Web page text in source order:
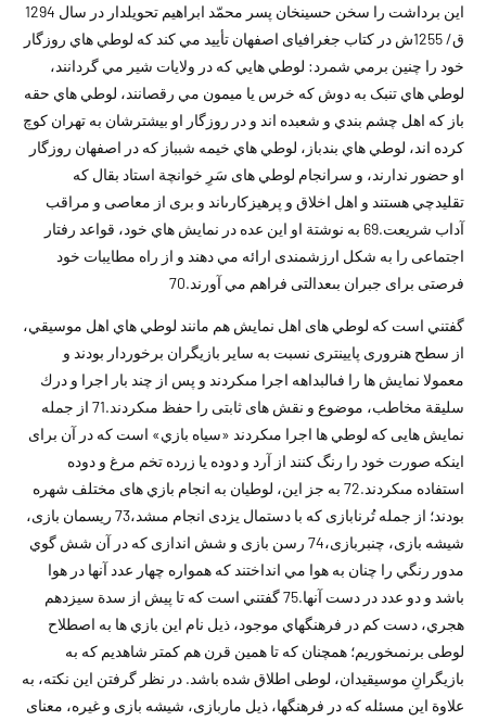
اين برداشت را سخن حسين‏خان پسر محمّد ابراهيم تحويلدار در سال 1294
ق/ 1255ش در كتاب جغرافياى اصفهان تأييد مي کند که لوطي هاي روزگار
خود را چنين برمي شمرد: لوطي هايي که در ولايات شير مي گردانند،
لوطي هاي تنبک به دوش که خرس يا ميمون مي رقصانند، لوطي هاي حقه
باز که اهل چشم بندي و شعبده اند و در روزگار او بيشترشان به تهران کوچ
کرده اند، لوطي هاي بندباز، لوطي هاي خيمه شبباز که در اصفهان روزگار
او حضور ندارند، و سرانجام لوطي هاى سَرِ خوانچة استاد بقال که
تقليدچي هستند و اهل اخلاق و پرهيزكارىاند و برى از معاصى و مراقب
آداب شريعت.69 به نوشتة او اين عده در نمايش هاي خود، قواعد رفتار
اجتماعى را به شکل ارزشمندى ارائه مي دهند و از راه مطايبات خود
فرصتى براى جبران بى‏عدالتى فراهم مي آورند.70
گفتني است که لوطي هاى اهل نمايش هم مانند لوطي هاي اهل موسيقي،
از سطح هنرورى پايين‏ترى نسبت به ساير بازيگران برخوردار بودند و
معمولا نمايش ها را فى‏البداهه اجرا مى‏كردند و پس از چند بار اجرا و درك
سليقة مخاطب، موضوع و نقش هاى ثابتى را حفظ مى‏كردند.71 از جمله
نمايش هايى كه لوطي ها اجرا مى‏كردند «سياه بازي» است که در آن براى
اينكه صورت خود را رنگ كنند از آرد و دوده يا زرده تخم مرغ و دوده
استفاده مى‏كردند.72 به جز اين، لوطيان به انجام بازي هاى مختلف شهره
بودند؛ از جمله تُرنابازى كه با دستمال يزدى انجام مى‏شد،73 ريسمان بازى،
شيشه بازى، چنبربازى،74 رسن بازى و شش اندازى که در آن شش گوي
مدور رنگي را چنان به هوا مي انداختند که همواره چهار عدد آنها در هوا
باشد و دو عدد در دست آنها.75 گفتني است که تا پيش از سدة سيزدهم
هجري، دست کم در فرهنگهاي موجود، ذيل نام اين بازي ها به اصطلاح
لوطى برنمىخوريم؛ همچنان که تا همين قرن هم کمتر شاهديم که به
بازيگرانِ موسيقيدان، لوطى اطلاق شده باشد. در نظر گرفتن اين نکته، به
علاوة اين مسئله که در فرهنگها، ذيل ماربازى، شيشه بازى و غيره، معناى